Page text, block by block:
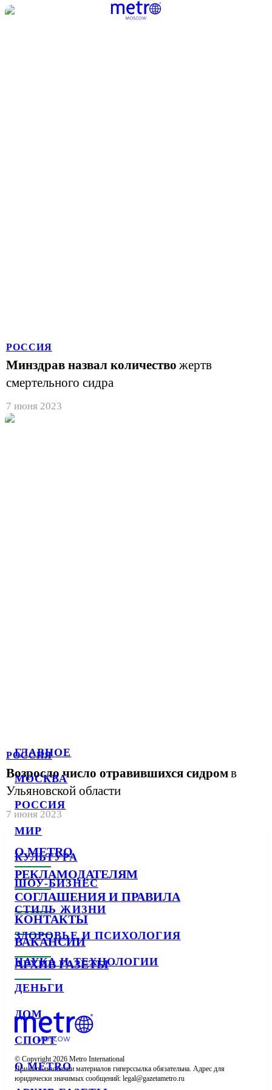
ГЛАВНОЕ
МОСКВА
РОССИЯ
МИР
КУЛЬТУРА
ШОУ-БИЗНЕС
СТИЛЬ ЖИЗНИ
ЗДОРОВЬЕ И ПСИХОЛОГИЯ
НАУКА И ТЕХНОЛОГИИ
ДЕНЬГИ
ДОМ
СПОРТ
О METRO
РОССИЯ
Минздрав назвал количество жертв
смертельного сидра
7 июня 2023
РОССИЯ
Возросло число отравившихся сидромв
Ульяновской области
7 июня 2023
О METRO
РЕКЛАМОДАТЕЛЯМ
СОГЛАШЕНИЯ И ПРАВИЛА
КОНТАКТЫ
ВАКАНСИИ
АРХИВ ГАЗЕТЫ
© Copyright 2026 Metro International
При использовании материалов гиперссылка обязательна. Адрес для
юридически значимых сообщений: